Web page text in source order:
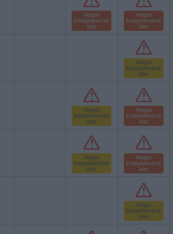
Magas
középhőmérsé
klet
Magas
középhőmérsé
klet
Magas
középhőmérsé
klet
Magas
középhőmérsé
klet
Magas
középhőmérsé
klet
Magas
középhőmérsé
klet
Magas
középhőmérsé
klet
Magas
középhőmérsé
klet